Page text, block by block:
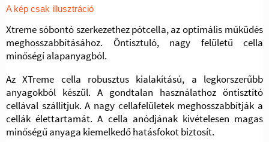
A kép csak illusztráció
Xtreme sóbontó szerkezethez pótcella, az optimális műküdés
meghosszabbításához. Öntisztuló, nagy felületű cella
minőségí alapanyagból.
Az XTreme cella robusztus kialakítású, a legkorszerűbb
anyagokból készül. A gondtalan használathoz öntisztító
cellával szállítjuk. A nagy cellafelületek meghosszabbítják a
cellák élettartamát. A cella anódjának kivételesen magas
minőségű anyaga kiemelkedő hatásfokot biztosít.